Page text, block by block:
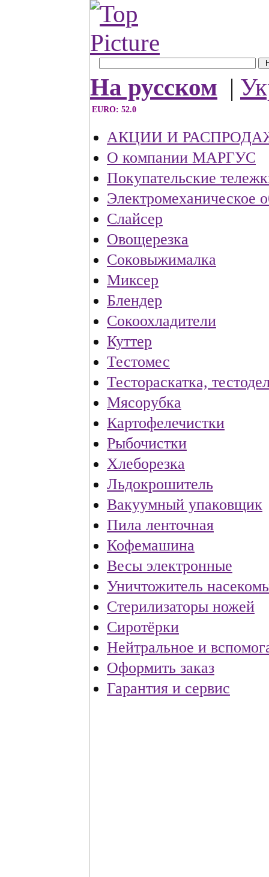
На русском |
EURO: 52.0
АКЦИИ И
О компании МАРГУС
Покупательские
Электромеханическое
Слайсер
Овощерезка
Соковыжималка
Миксер
Блендер
Сокоохладители
Куттер
Тестомес
Тестораскатка,
Мясорубка
Картофелечистки
Рыбочистки
Хлеборезка
Льдокрошитель
Вакуумный упаковщик
Пила ленточная
Кофемашина
Весы электронные
Уничтожитель
Стерилизаторы ножей
Сиротёрки
Нейтральное и
Оформить заказ
Гарантия и сервис